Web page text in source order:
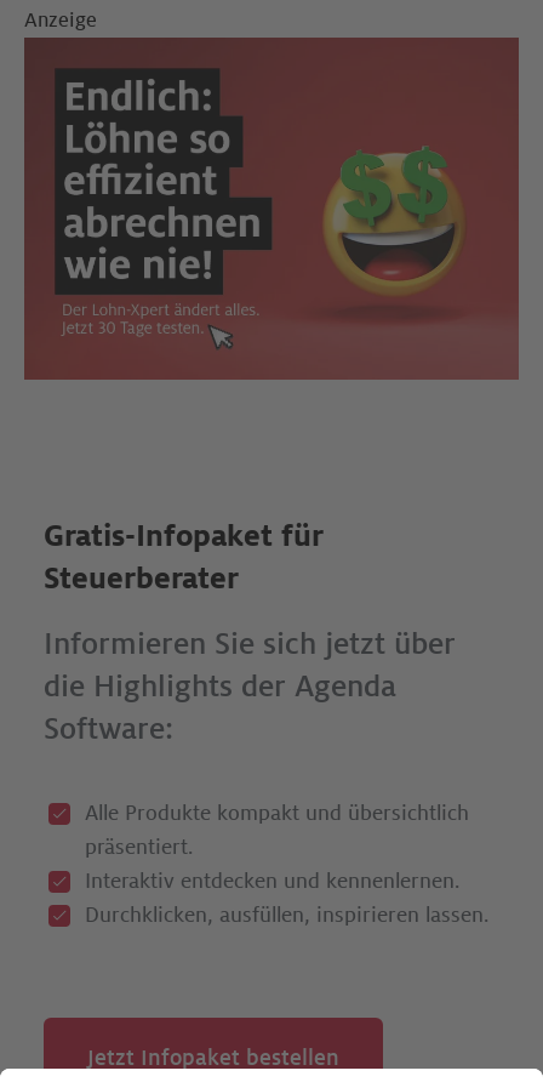
Anzeige
Gratis-Infopaket für
Steuerberater
Informieren Sie sich jetzt über
die Highlights der Agenda
Software:
Alle Produkte kompakt und übersichtlich
präsentiert.
Interaktiv entdecken und kennenlernen.
Durchklicken, ausfüllen, inspirieren lassen.­
Jetzt Infopaket bestellen